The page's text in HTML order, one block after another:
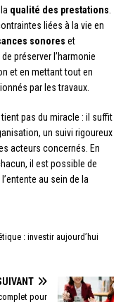
qualité des prestations.
liées à la vie en
sonores et
préserver l’harmonie
et en mettant tout en
par les travaux.
pas du miracle : il suffit
un suivi rigoureux
acteurs concernés. En
il est possible de
au sein de la
: investir aujourd’hui
pour